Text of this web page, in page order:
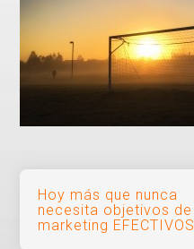
Navegación
de
Hoy más que nunca
necesita objetivos de
marketing EFECTIVOS